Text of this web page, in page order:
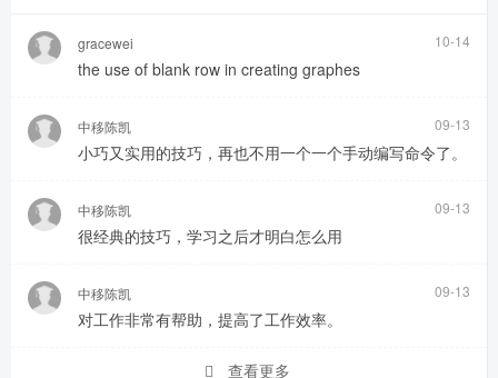
gracewei 10-14
the use of blank row in creating graphes
中移陈凯 09-13
小巧又实用的技巧，再也不用一个一个手动编写命令了。
中移陈凯 09-13
很经典的技巧，学习之后才明白怎么用
中移陈凯 09-13
对工作非常有帮助，提高了工作效率。
查看更多